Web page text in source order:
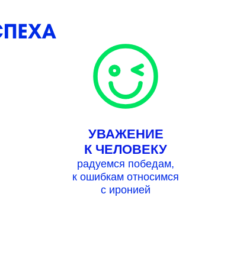
УВАЖЕНИЕ
К ЧЕЛОВЕКУ
радуемся победам,
к ошибкам относимся
с иронией